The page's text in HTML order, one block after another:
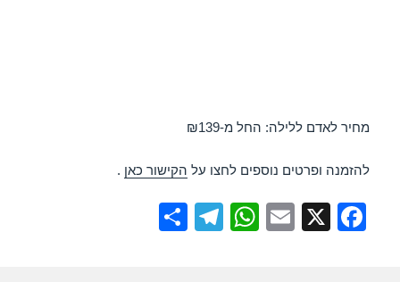
מחיר לאדם ללילה: החל מ-₪139
להזמנה ופרטים נוספים לחצו על הקישור כאן .
F
X
E
W
T